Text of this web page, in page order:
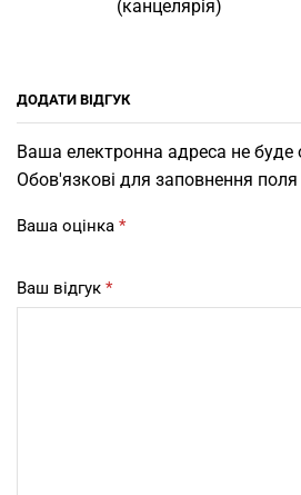
(канцелярія)
ДОДАТИ ВІДГУК
Ваша електронна адреса не буде
Обов'язкові для заповнення поля
Ваша оцінка *
Ваш відгук *